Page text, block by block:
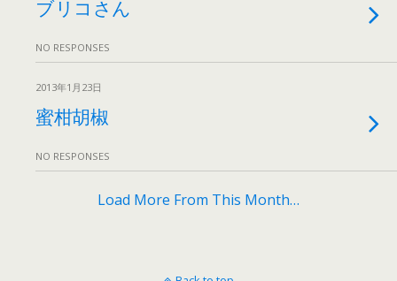
ブリコさん
NO RESPONSES
2013年1月23日
蜜柑胡椒
NO RESPONSES
Load More From This Month…